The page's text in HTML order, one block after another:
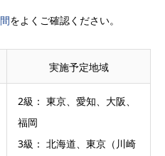
をよくご確認ください。
実施予定地域
2級： 東京、愛知、大阪、
福岡
3級： 北海道、東京（川崎